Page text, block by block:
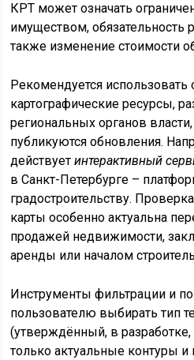
КРТ может означать
имуществом, обязательность
также изменение стоимости
Рекомендуется
картографические ресурсы,
региональных органов
публикуются обновления.
действуетинтерактивный
в Санкт-Петербурге –
градостроительству.
карты особенно актуальна
продажей недвижимости,
аренды или началом
Инструменты фильтрации и
пользователю выбирать тип
(утверждённый, в
только актуальные контуры и